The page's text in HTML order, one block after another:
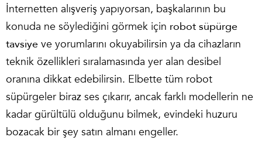
İnternetten alışveriş yapıyorsan, başkalarının bu
konuda ne söylediğini görmek için robot süpürge
tavsiye ve yorumlarını okuyabilirsin ya da cihazların
teknik özellikleri sıralamasında yer alan desibel
oranına dikkat edebilirsin. Elbette tüm robot
süpürgeler biraz ses çıkarır, ancak farklı modellerin ne
kadar gürültülü olduğunu bilmek, evindeki huzuru
bozacak bir şey satın almanı engeller.